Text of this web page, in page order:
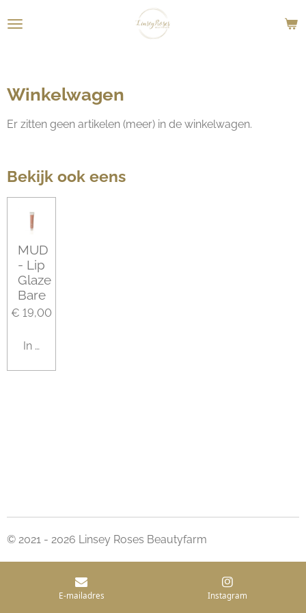
direct
Winkelwagen
Er zitten geen artikelen (meer) in de winkelwagen.
Bekijk ook eens
MUD
- Lip
Glaze
Bare
€ 19,00
In winkelwagen
© 2021 - 2026 Linsey Roses Beautyfarm
E-mailadres Instagram